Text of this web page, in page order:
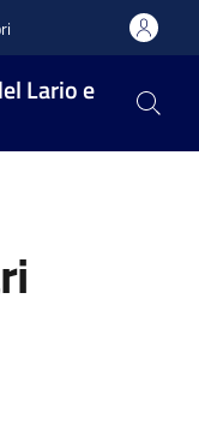
Lario e